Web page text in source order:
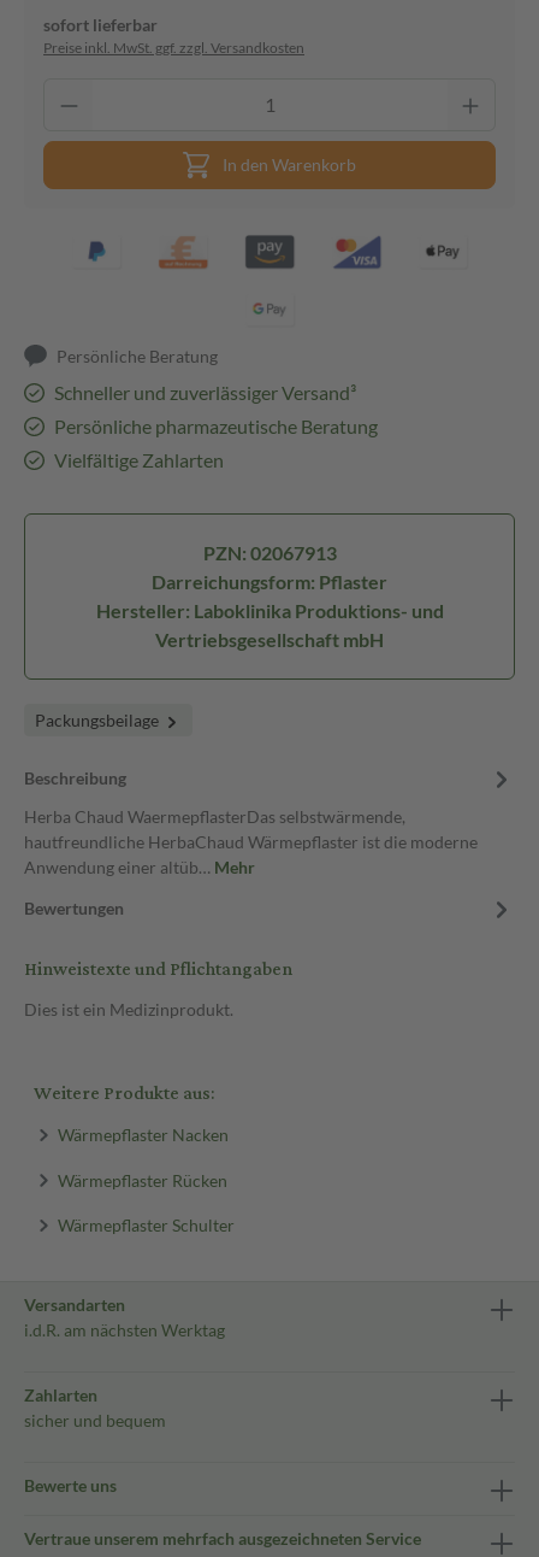
sofort lieferbar
Preise inkl. MwSt. ggf. zzgl. Versandkosten
In den Warenkorb
Persönliche Beratung
Schneller und zuverlässiger Versand³
Persönliche pharmazeutische Beratung
Vielfältige Zahlarten
PZN: 02067913
Darreichungsform: Pflaster
Hersteller: Laboklinika Produktions- und
Vertriebsgesellschaft mbH
Packungsbeilage
Beschreibung
Herba Chaud WaermepflasterDas selbstwärmende,
hautfreundliche HerbaChaud Wärmepflaster ist die moderne
Anwendung einer altüb… Mehr
Bewertungen
Hinweistexte und Pflichtangaben
Dies ist ein Medizinprodukt.
Weitere Produkte aus:
Wärmepflaster Nacken
Wärmepflaster Rücken
Wärmepflaster Schulter
Versandarten
i.d.R. am nächsten Werktag
Zahlarten
sicher und bequem
Bewerte uns
Vertraue unserem mehrfach ausgezeichneten Service